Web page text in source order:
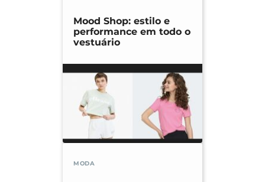
Mood Shop: estilo e
performance em todo o
vestuário
MODA